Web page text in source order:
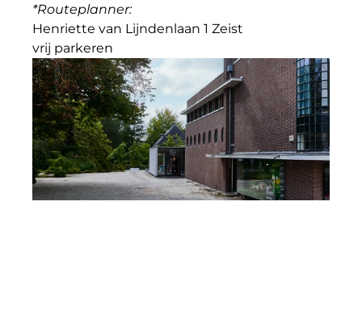
*Routeplanner:
Henriette van Lijndenlaan 1 Zeist
vrij parkeren